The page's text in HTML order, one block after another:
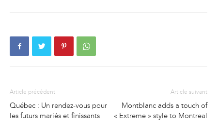
Article précédent
Québec : Un rendez-vous pour
les futurs mariés et finissants
Article suivant
Montblanc adds a touch of
« Extreme » style to Montreal